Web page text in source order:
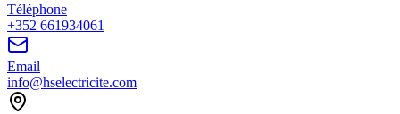
Téléphone
+352 661934061
Email
info@hselectricite.com